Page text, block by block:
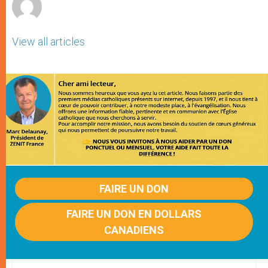
View all articles
FAIRE UN DON
FAIRE UN DON EN DOLLARS
CANADIENS